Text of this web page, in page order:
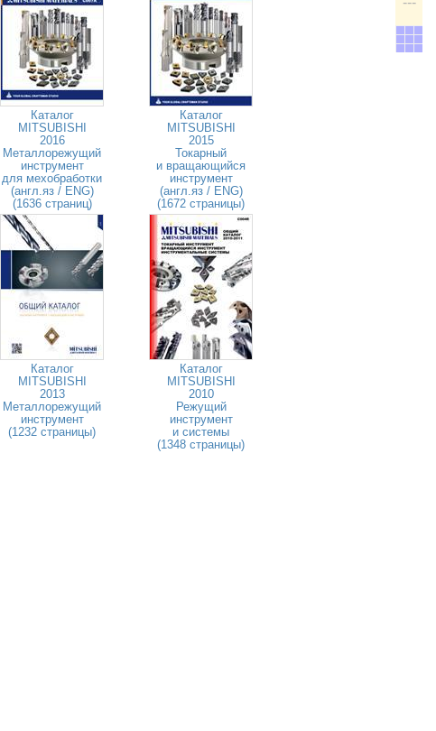
Каталог
MITSUBISHI
2016
Металлорежущий
инструмент
для мехобработки
(англ.яз / ENG)
(1636 страниц)
Каталог
MITSUBISHI
2015
Токарный
и вращающийся
инструмент
(англ.яз / ENG)
(1672 страницы)
Каталог
MITSUBISHI
2013
Металлорежущий
инструмент
(1232 страницы)
Каталог
MITSUBISHI
2010
Режущий
инструмент
и системы
(1348 страницы)